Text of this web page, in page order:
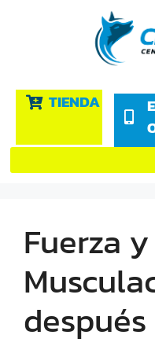
TIENDA
Fuerza y